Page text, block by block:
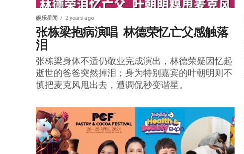
娱乐星闻 2 years ago
张栋梁抱病演唱  林德荣忆亡父感触落
泪
张栋梁身体不适仍敬业完成演出，林德荣疑因忆起
逝世的爸爸突然掉泪；身为特别嘉宾的叶朝明则不
慎把麦克风甩出去，遭调侃秒变谐星。